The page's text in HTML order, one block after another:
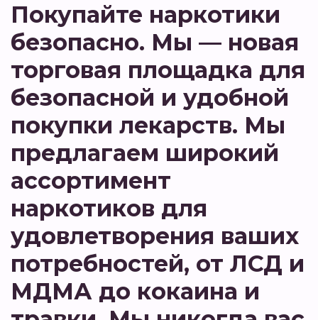
Покупайте наркотики
безопасно. Мы — новая
торговая площадка для
безопасной и удобной
покупки лекарств. Мы
предлагаем широкий
ассортимент
наркотиков для
удовлетворения ваших
потребностей, от ЛСД и
МДМА до кокаина и